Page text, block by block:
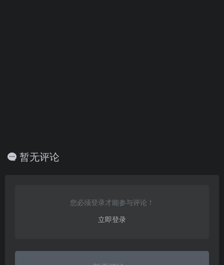
暂无评论
您必须登录才能参与评论！
立即登录